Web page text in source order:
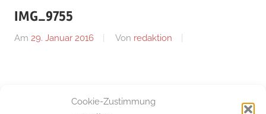
Cookie-Zustimmung
IMG_9755
Am 29. Januar 2016 Von redaktion
Beitragsnavigation